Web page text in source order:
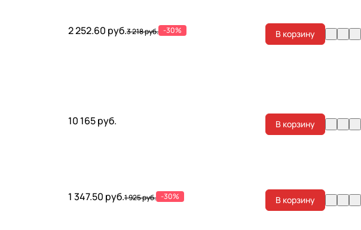
2 252.60 руб.3 218 руб. -30% В корзину
10 165 руб. В корзину
1 347.50 руб.1 925 руб. -30% В корзину